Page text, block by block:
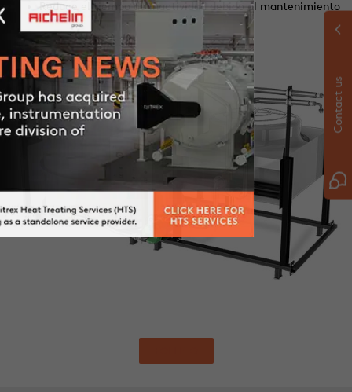
Reduce el tiempo de inactividad debido al mantenimiento
Contact us